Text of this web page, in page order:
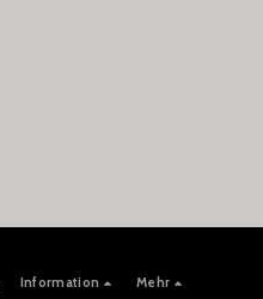
Information Mehr